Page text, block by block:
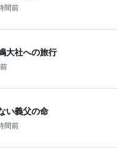
間前
大社への旅行
い義父の命
間前